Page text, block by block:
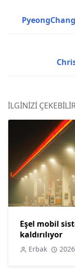
İLGINIZI
Eşel mobil
kaldırılıyor
Erbak